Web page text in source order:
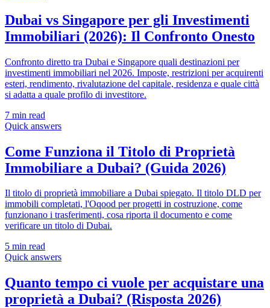
Dubai vs Singapore per gli Investimenti
Immobiliari (2026): Il Confronto Onesto
Confronto diretto tra Dubai e Singapore quali destinazioni per
investimenti immobiliari nel 2026. Imposte, restrizioni per acquirenti
esteri, rendimento, rivalutazione del capitale, residenza e quale città
si adatta a quale profilo di investitore.
7 min read
Quick answers
Come Funziona il Titolo di Proprietà
Immobiliare a Dubai? (Guida 2026)
Il titolo di proprietà immobiliare a Dubai spiegato. Il titolo DLD per
immobili completati, l'Oqood per progetti in costruzione, come
funzionano i trasferimenti, cosa riporta il documento e come
verificare un titolo di Dubai.
5 min read
Quick answers
Quanto tempo ci vuole per acquistare una
proprietà a Dubai? (Risposta 2026)